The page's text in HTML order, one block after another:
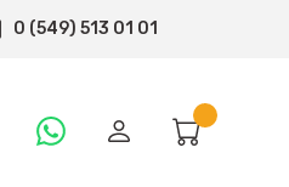
0 (549) 513 01 01